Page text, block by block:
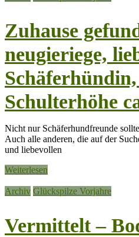
Zuhause
neugieriege,
Schäferhündin,
Schulterhöhe
Nicht nur Schäferhundfreunde
Auch alle anderen, die auf der
und liebevollen
Weiterlesen
Archiv Glückspilze Vorjahre
Vermittelt –